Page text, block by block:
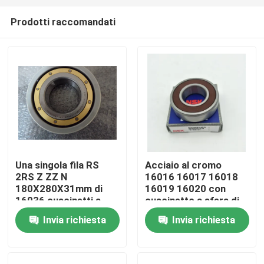
Casa
Prodotti
Prodotti raccomandati
Una singola fila RS
2RS Z ZZ N
180X280X31mm di
16036 cuscinetti a
sfera sottili della
parete MC3Invia richiesta
Acciaio al cromo
16016 16017 16018
16019 16020 con
cuscinetto a sfera di
GCr15
Invia richiesta